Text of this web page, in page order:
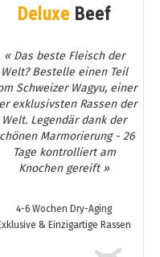
Deluxe Beef
« Das beste Fleisch der
Welt? Bestelle einen Teil
Schweizer Wagyu, einer
exklusivsten Rassen der
Welt. Legendär dank der
Marmorierung - 26
Tage kontrolliert am
Knochen gereift »
4-6 Wochen Dry-Aging
& Einzigartige Rassen